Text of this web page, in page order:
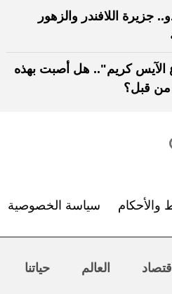
جزيرة اللافندر والزهور
الآيس كريم".. هل أصبت بهذه
من قبل؟
والأحكام سياسة الخصوصية
اقتصاد العالم حياتنا